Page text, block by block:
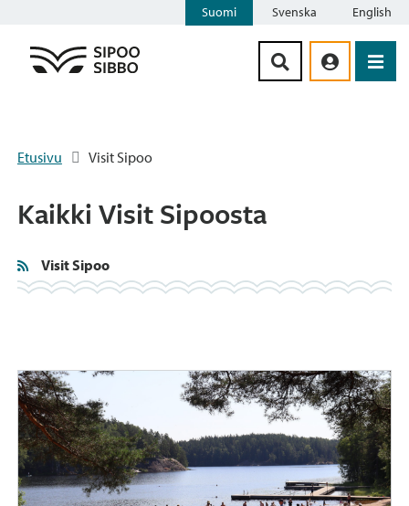
Suomi Svenska English
Etusivu Visit Sipoo
Kaikki Visit Sipoosta
Visit Sipoo